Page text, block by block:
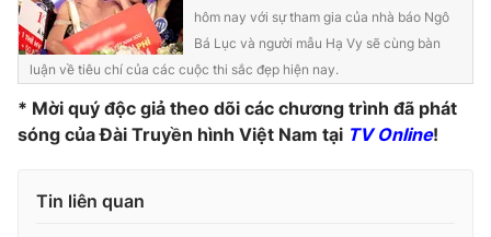
Emagazine Podcast
Photo Infographic
Video Shorts video
VTV Money
hôm nay với sự tham gia của nhà báo Ngô
Bá Lục và người mẫu Hạ Vy sẽ cùng bàn
luận về tiêu chí của các cuộc thi sắc đẹp hiện nay.
* Mời quý độc giả theo dõi các chương trình đã phát
sóng của Đài Truyền hình Việt Nam tại TV Online!
Tin liên quan